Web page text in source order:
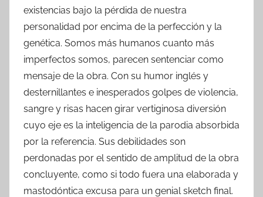
existencias bajo la pérdida de nuestra
personalidad por encima de la perfección y la
genética. Somos más humanos cuanto más
imperfectos somos, parecen sentenciar como
mensaje de la obra. Con su humor inglés y
desternillantes e inesperados golpes de violencia,
sangre y risas hacen girar vertiginosa diversión
cuyo eje es la inteligencia de la parodia absorbida
por la referencia. Sus debilidades son
perdonadas por el sentido de amplitud de la obra
concluyente, como si todo fuera una elaborada y
mastodóntica excusa para un genial sketch final.